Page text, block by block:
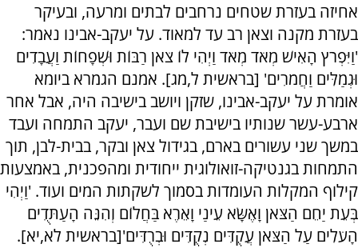
אחיזה בעזרת שטחים נרחבים לבתים ומרעה, ובעיקר
בעזרת מקנה וצאן רב עד למאוד. על יעקב-אבינו נאמר:
'וַיִּפְרֹץ הָאִישׁ מְאֹד מְאֹד וַיְהִי לוֹ צֹאן רַבּוֹת וּשְׁפָחוֹת וַעֲבָדִים
וּגְמַלִּים וַחֲמֹרִים' [בראשית ל,מג]. אמנם הגמרא ביומא
אומרת על יעקב-אבינו, שזקן ויושב בישיבה היה, אבל אחר
ארבע-עשר שנותיו בישיבת שם ועבר, יעקב התמחה ועבד
במשך שני עשורים בארם, בגידול צאן ובקר, בבית-לבן, תוך
התמחות בגנטיקה-זואולוגית ייחודית ומהפכנית, באמצעות
קילוף המקלות העומדות בסמוך לשקתות המים ועוד. 'וַיְהִי
בְּעֵת יַחֵם הַצֹּאן וָאֶשָּׂא עֵינַי וָאֵרֶא בַּחֲלוֹם וְהִנֵּה הָעַתֻּדִים
הָעֹלִים עַל הַצֹּאן עֲקֻדִּים נְקֻדִּים וּבְרֻדִּים'[בראשית לא,יא].